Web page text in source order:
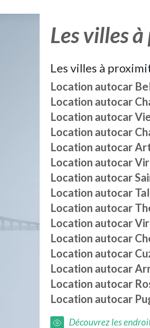
Les villes
Les villes à
Location autocar
Location autocar
Location autocar
Location autocar
Location autocar
Location autocar
Location autocar
Location autocar
Location autocar
Location autocar
Location autocar
Location autocar
Location autocar
Location autocar
Location autocar
Découvrez les